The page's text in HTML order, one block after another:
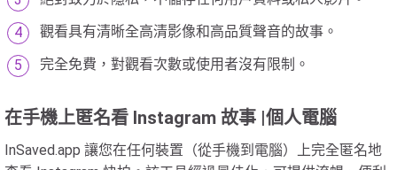
觀看具有清晰全高清影像和高品質聲音的故事。
完全免費，對觀看次數或使用者沒有限制。
在手機上匿名看 Instagram 故事 |個人電腦
InSaved.app 讓您在任何裝置（從手機到電腦）上完全匿名地